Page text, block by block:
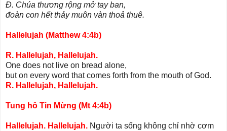
Đ. Chúa thương rộng mở tay ban,
đoàn con hết thảy muôn vàn thoả thuê.
Hallelujah (Matthew 4:4b)
R. Hallelujah, Hallelujah.
One does not live on bread alone,
but on every word that comes forth from the mouth of God.
R. Hallelujah, Hallelujah.
Tung hô Tin Mừng (Mt 4:4b)
Hallelujah. Hallelujah. Người ta sống không chỉ nhờ cơm